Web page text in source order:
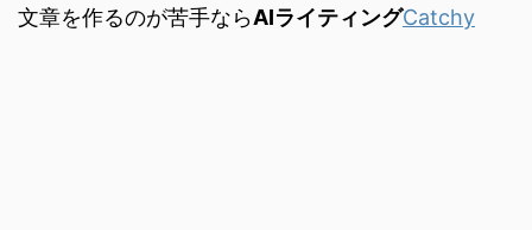
文章を作るのが苦手ならAIライティングCatchy